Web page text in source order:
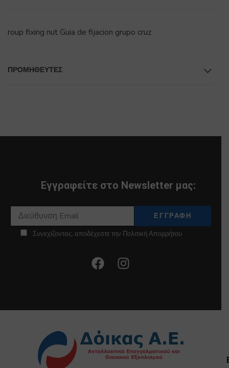
roup fixing nut Guia de fijacion grupo cruz
ΠΡΟΜΗΘΕΥΤΕΣ
Εγγραφείτε στο Newsletter μας:
Συνεχίζοντας, αποδέχεστε την Πολιτική Απορρήτου